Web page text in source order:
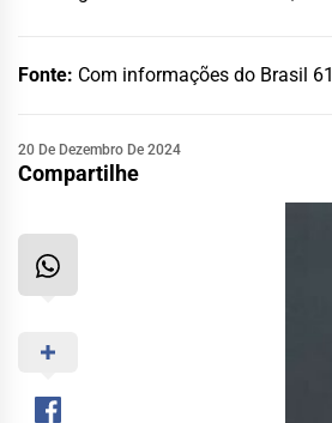
Fonte: Com informações do Brasil 61
20 De Dezembro De 2024
Compartilhe